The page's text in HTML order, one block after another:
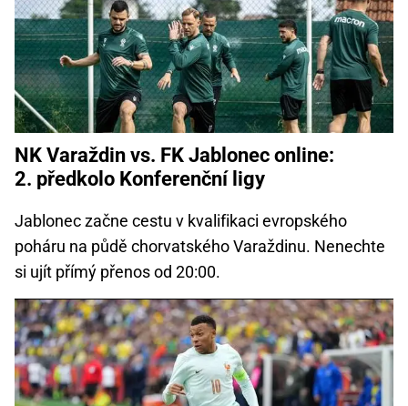
NK Varaždin vs. FK Jablonec online:
2. předkolo Konferenční ligy
Jablonec začne cestu v kvalifikaci evropského
poháru na půdě chorvatského Varaždinu. Nenechte
si ujít přímý přenos od 20:00.